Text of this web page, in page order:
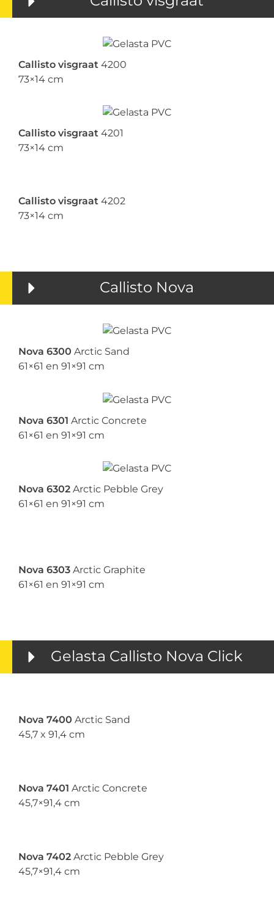
Callisto visgraat 4200
73×14 cm
Callisto visgraat 4201
73×14 cm
Callisto visgraat 4202
73×14 cm
Callisto Nova
Nova 6300 Arctic Sand
61×61 en 91×91 cm
Nova 6301 Arctic Concrete
61×61 en 91×91 cm
Nova 6302 Arctic Pebble Grey
61×61 en 91×91 cm
Nova 6303 Arctic Graphite
61×61 en 91×91 cm
Gelasta Callisto Nova Click
Nova 7400 Arctic Sand
45,7 x 91,4 cm
Nova 7401 Arctic Concrete
45,7×91,4 cm
Nova 7402 Arctic Pebble Grey
45,7×91,4 cm